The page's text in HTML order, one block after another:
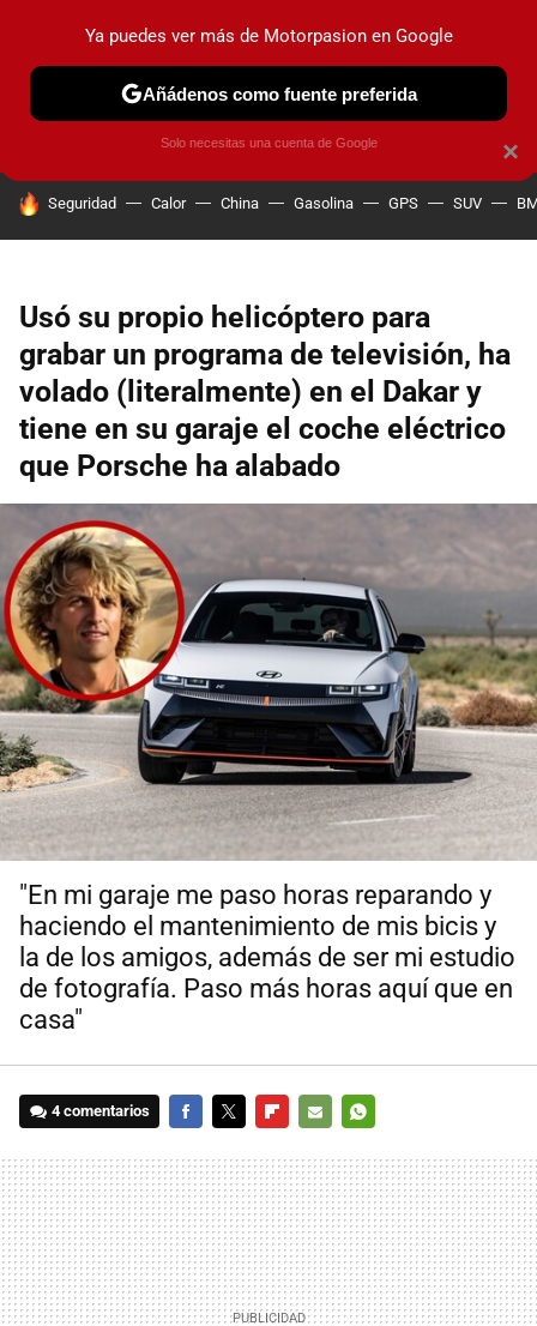
PRUEBAS COCHES ELÉCTRICOS OBSERVATORIO
HOY SE HABLA DE
Seguridad Calor China Gasolina GPS SUV
Usó su propio helicóptero para
grabar un programa de televisión, ha
volado (literalmente) en el Dakar y
tiene en su garaje el coche eléctrico
que Porsche ha alabado
"En mi garaje me paso horas reparando y
haciendo el mantenimiento de mis bicis y
la de los amigos, además de ser mi estudio
de fotografía. Paso más horas aquí que en
casa"
4 comentarios
MAIL
×
Ya puedes ver más de Motorpasion en Google
Añádenos como fuente preferida
Solo necesitas una cuenta de Google